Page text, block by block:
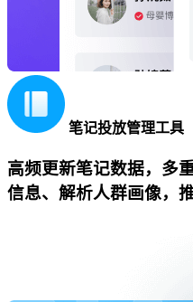
笔记投放管理工具
高频更新笔记数据，多
信息、解析人群画像，